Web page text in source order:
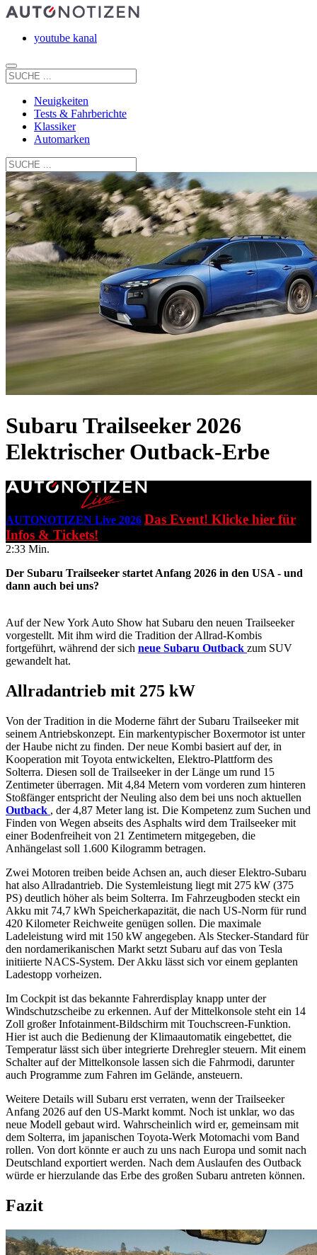
youtube kanal
Neuigkeiten
Tests & Fahrberichte
Klassiker
Automarken
Subaru Trailseeker 2026
Elektrischer Outback-Erbe
AUTONOTIZEN Live 2026 Das Event! Klicke hier für
Infos & Tickets!
2:33 Min.
Der Subaru Trailseeker startet Anfang 2026 in den USA - und
dann auch bei uns?
Auf der New York Auto Show hat Subaru den neuen Trailseeker
vorgestellt. Mit ihm wird die Tradition der Allrad-Kombis
fortgeführt, während der sich neue Subaru Outback zum SUV
gewandelt hat.
Allradantrieb mit 275 kW
Von der Tradition in die Moderne fährt der Subaru Trailseeker mit
seinem Antriebskonzept. Ein markentypischer Boxermotor ist unter
der Haube nicht zu finden. Der neue Kombi basiert auf der, in
Kooperation mit Toyota entwickelten, Elektro-Plattform des
Solterra. Diesen soll de Trailseeker in der Länge um rund 15
Zentimeter überragen. Mit 4,84 Metern vom vorderen zum hinteren
Stoßfänger entspricht der Neuling also dem bei uns noch aktuellen
Outback , der 4,87 Meter lang ist. Die Kompetenz zum Suchen und
Finden von Wegen abseits des Asphalts wird dem Trailseeker mit
einer Bodenfreiheit von 21 Zentimetern mitgegeben, die
Anhängelast soll 1.600 Kilogramm betragen.
Zwei Motoren treiben beide Achsen an, auch dieser Elektro-Subaru
hat also Allradantrieb. Die Systemleistung liegt mit 275 kW (375
PS) deutlich höher als beim Solterra. Im Fahrzeugboden steckt ein
Akku mit 74,7 kWh Speicherkapazität, die nach US-Norm für rund
420 Kilometer Reichweite genügen sollen. Die maximale
Ladeleistung wird mit 150 kW angegeben. Als Stecker-Standard für
den nordamerikanischen Markt setzt Subaru auf das von Tesla
initiierte NACS-System. Der Akku lässt sich vor einem geplanten
Ladestopp vorheizen.
Im Cockpit ist das bekannte Fahrerdisplay knapp unter der
Windschutzscheibe zu erkennen. Auf der Mittelkonsole steht ein 14
Zoll großer Infotainment-Bildschirm mit Touchscreen-Funktion.
Hier ist auch die Bedienung der Klimaautomatik eingebettet, die
Temperatur lässt sich über integrierte Drehregler steuern. Mit einem
Schalter auf der Mittelkonsole lassen sich die Fahrmodi, darunter
auch Programme zum Fahren im Gelände, ansteuern.
Weitere Details will Subaru erst verraten, wenn der Trailseeker
Anfang 2026 auf den US-Markt kommt. Noch ist unklar, wo das
neue Modell gebaut wird. Wahrscheinlich wird er, gemeinsam mit
dem Solterra, im japanischen Toyota-Werk Motomachi vom Band
rollen. Von dort könnte er auch zu uns nach Europa und somit nach
Deutschland exportiert werden. Nach dem Auslaufen des Outback
würde er hierzulande das Erbe des großen Subaru antreten können.
Fazit